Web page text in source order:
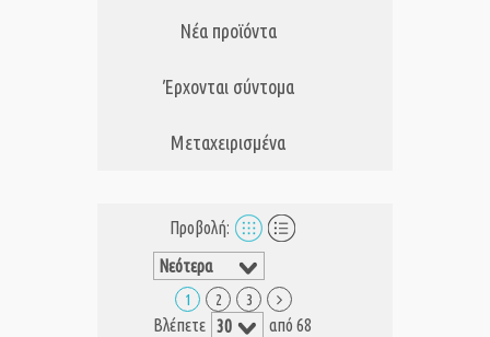
Νέα προϊόντα
Έρχονται σύντομα
Μεταχειρισμένα
Προβολή:
1 2 3
Βλέπετε από 68